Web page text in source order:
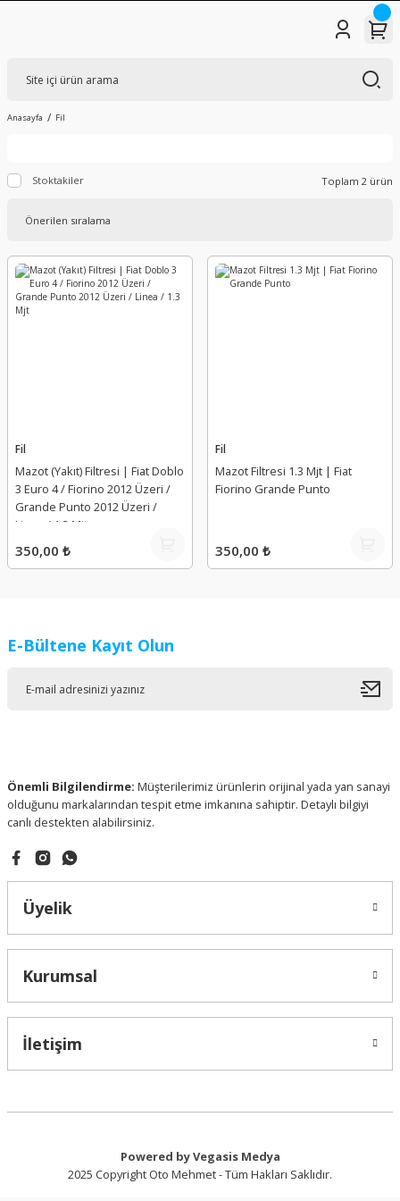
Anasayfa Fil
Stoktakiler Toplam 2 ürün
Fil
Mazot (Yakıt) Filtresi | Fiat Doblo
3 Euro 4 / Fiorino 2012 Üzeri /
Grande Punto 2012 Üzeri /
Linea / 1.3 Mjt
350,00 ₺
Fil
Mazot Filtresi 1.3 Mjt | Fiat
Fiorino Grande Punto
350,00 ₺
E-Bültene Kayıt Olun
Önemli Bilgilendirme: Müşterilerimiz ürünlerin orijinal yada yan sanayi
olduğunu markalarından tespit etme imkanına sahiptir. Detaylı bilgiyi
canlı destekten alabilirsiniz.
Üyelik
Kurumsal
İletişim
Powered by Vegasis Medya
2025 Copyright Oto Mehmet - Tüm Hakları Saklıdır.